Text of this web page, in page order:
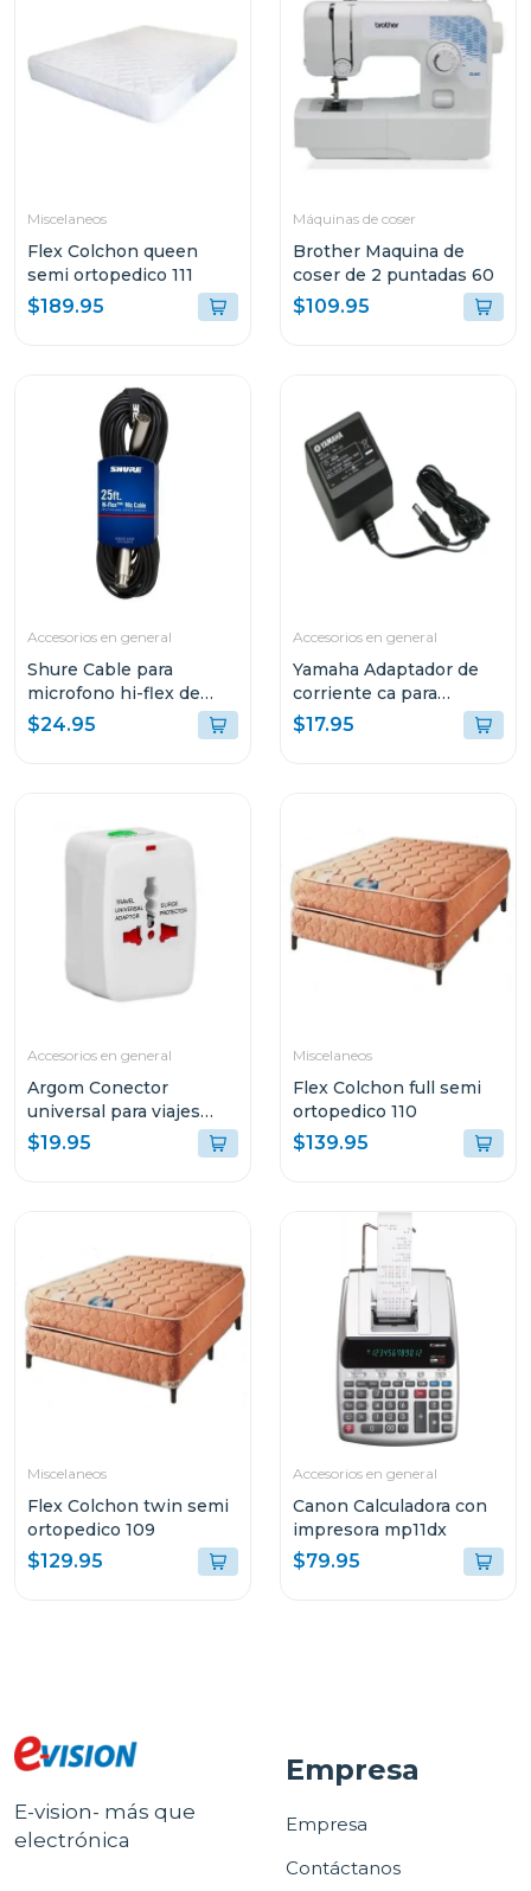
Miscelaneos
Flex Colchon queen
semi ortopedico 111
$189.95
Máquinas de coser
Brother Maquina de
coser de 2 puntadas 60
$109.95
Accesorios en general
Shure Cable para
microfono hi-flex de
7.5m c25
$24.95
Accesorios en general
Yamaha Adaptador de
corriente ca para
teclados pa3
$17.95
Accesorios en general
Argom Conector
universal para viajes
argac0297
$19.95
Miscelaneos
Flex Colchon full semi
ortopedico 110
$139.95
Miscelaneos
Flex Colchon twin semi
ortopedico 109
$129.95
Accesorios en general
Canon Calculadora con
impresora mp11dx
$79.95
E-vision- más que
electrónica
Empresa
Empresa
Contáctanos